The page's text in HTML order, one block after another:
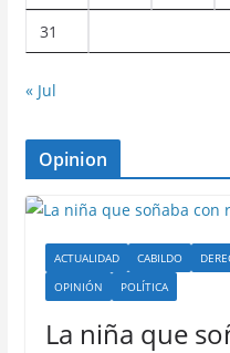
31
« Jul
Opinion
ACTUALIDAD CABILDO
OPINIÓN
POLÍTICA
La niña que